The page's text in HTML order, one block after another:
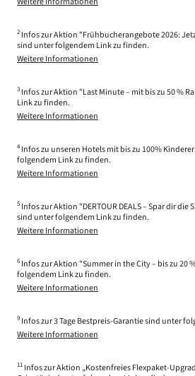
2 Infos zur Aktion "Frühbucherangebote 2026:
sind unter folgendem Link zu finden.
Weitere Informationen
3 Infos zur Aktion "Last Minute – mit bis zu 50 %
Link zu finden.
Weitere Informationen
4 Infos zu unseren Hotels mit bis zu 100%
folgendem Link zu finden.
Weitere Informationen
5 Infos zur Aktion "DERTOUR DEALS – Spar dir die
sind unter folgendem Link zu finden.
Weitere Informationen
6 Infos zur Aktion "Summer in the City – bis zu 20
folgendem Link zu finden.
Weitere Informationen
9 Infos zur 3 Tage Bestpreis-Garantie sind unter
Weitere Informationen
11 Infos zur Aktion „Kostenfreies Flexpaket-